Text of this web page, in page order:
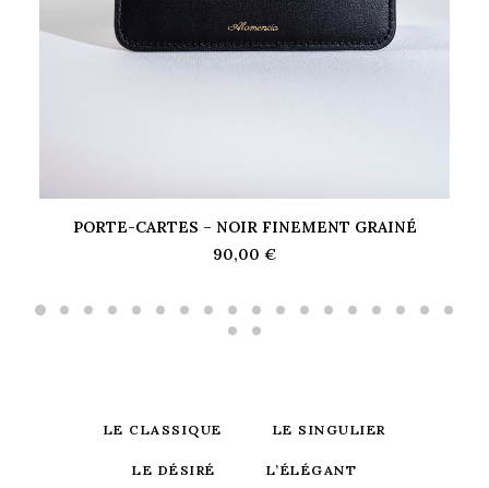
PORTE-CARTES – NOIR FINEMENT GRAINÉ
90,00 €
LE CLASSIQUE LE SINGULIER
LE DÉSIRÉ L’ÉLÉGANT